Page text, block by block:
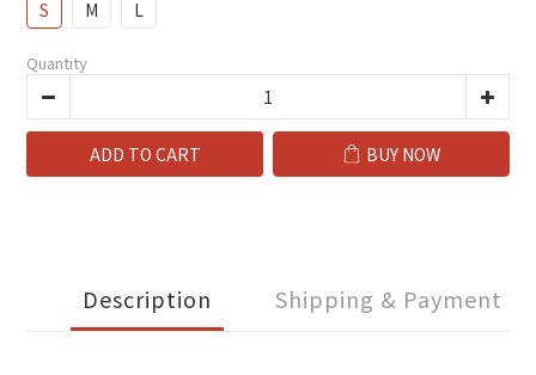
S M L
Quantity
ADD TO CART BUY NOW
Description Shipping & Payment